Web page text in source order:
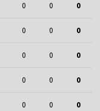
0 0 0
0 0 0
0 0 0
0 0 0
0 0 0